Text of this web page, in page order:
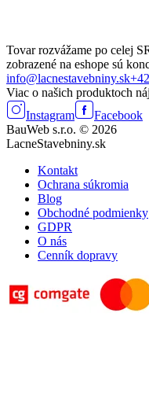
Tovar rozvážame po celej
zobrazené na eshope sú
info@lacnestavebniny.sk
Viac o našich produktoch
Instagram
Facebook
BauWeb s.r.o. © 2026
LacneStavebniny.sk
Kontakt
Ochrana súkromia
Blog
Obchodné podmienky
GDPR
O nás
Cenník dopravy